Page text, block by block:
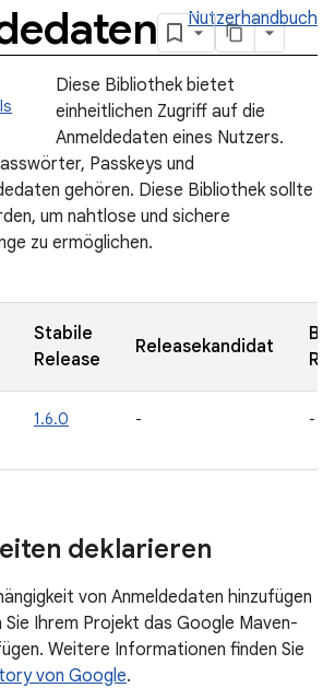
Nutzerhandbuch
Diese Bibliothek bietet
einheitlichen Zugriff auf die
Anmeldedaten eines Nutzers.
Passkeys und
gehören. Diese Bibliothek sollte
um nahtlose und sichere
zu ermöglichen.
Stabile
Release
Releasekandidat
1.6.0 - -
deklarieren
von Anmeldedaten hinzufügen
Ihrem Projekt das Google Maven-
Weitere Informationen finden Sie
von Google.